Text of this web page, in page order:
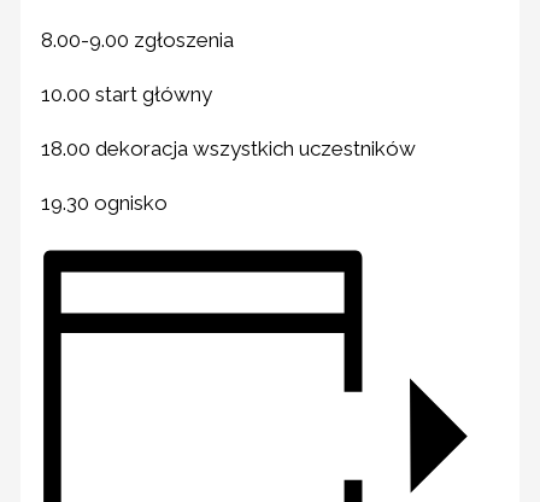
8.00-9.00 zgłoszenia
10.00 start główny
18.00 dekoracja wszystkich uczestników
19.30 ognisko